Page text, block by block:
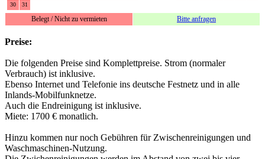
30
31
Belegt / Nicht zu vermieten Bitte anfragen
Preise:
Die folgenden Preise sind Komplettpreise. Strom (normaler
Verbrauch) ist inklusive.
Ebenso Internet und Telefonie ins deutsche Festnetz und in alle
Inlands-Mobilfunknetze.
Auch die Endreinigung ist inklusive.
Miete: 1700 € monatlich.
Hinzu kommen nur noch Gebühren für Zwischenreinigungen und
Waschmaschinen-Nutzung.